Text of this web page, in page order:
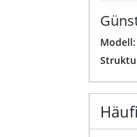
Modell: